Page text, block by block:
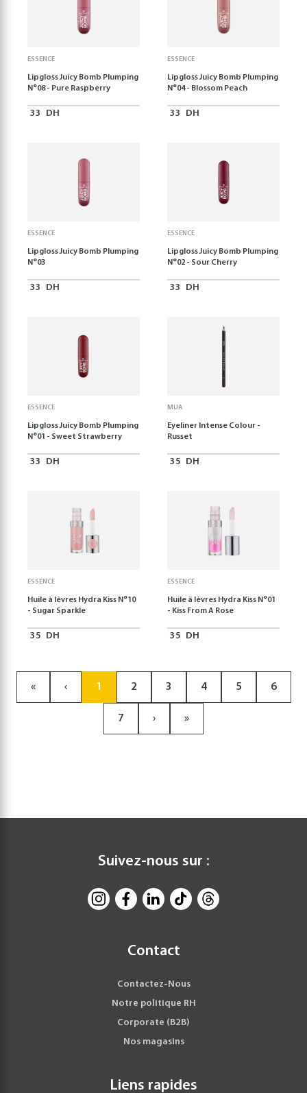
ESSENCE
Lipgloss Juicy Bomb Plumping
N°08 - Pure Raspberry
33 DH
ESSENCE
Lipgloss Juicy Bomb Plumping
N°04 - Blossom Peach
33 DH
ESSENCE
Lipgloss Juicy Bomb Plumping
N°03
33 DH
ESSENCE
Lipgloss Juicy Bomb Plumping
N°02 - Sour Cherry
33 DH
ESSENCE
Lipgloss Juicy Bomb Plumping
N°01 - Sweet Strawberry
33 DH
MUA
Eyeliner Intense Colour -
Russet
35 DH
ESSENCE
Huile à lèvres Hydra Kiss N°10
- Sugar Sparkle
35 DH
ESSENCE
Huile à lèvres Hydra Kiss N°01
- Kiss From A Rose
35 DH
« ‹ 1 2 3 4 5 6
7 › »
Suivez-nous sur :
Contact
Contactez-Nous
Notre politique RH
Corporate (B2B)
Nos magasins
Liens rapides